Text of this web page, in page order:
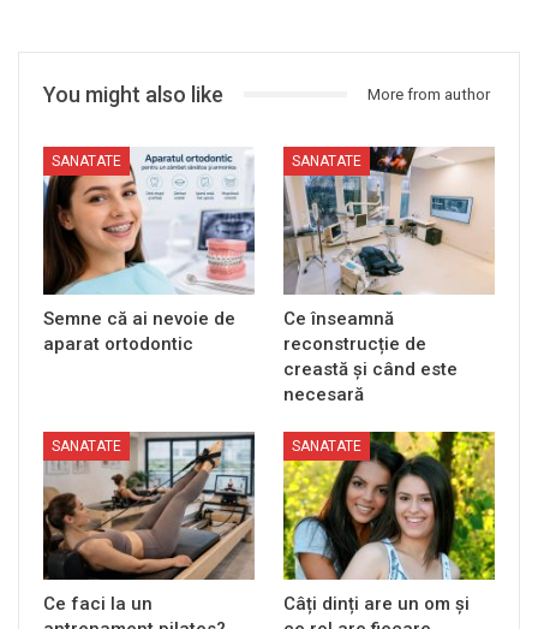
You might also like More from author
SANATATE
Semne că ai nevoie de
aparat ortodontic
SANATATE
Ce înseamnă
reconstrucție de
creastă și când este
necesară
SANATATE
Ce faci la un
SANATATE
Câți dinți are un om și